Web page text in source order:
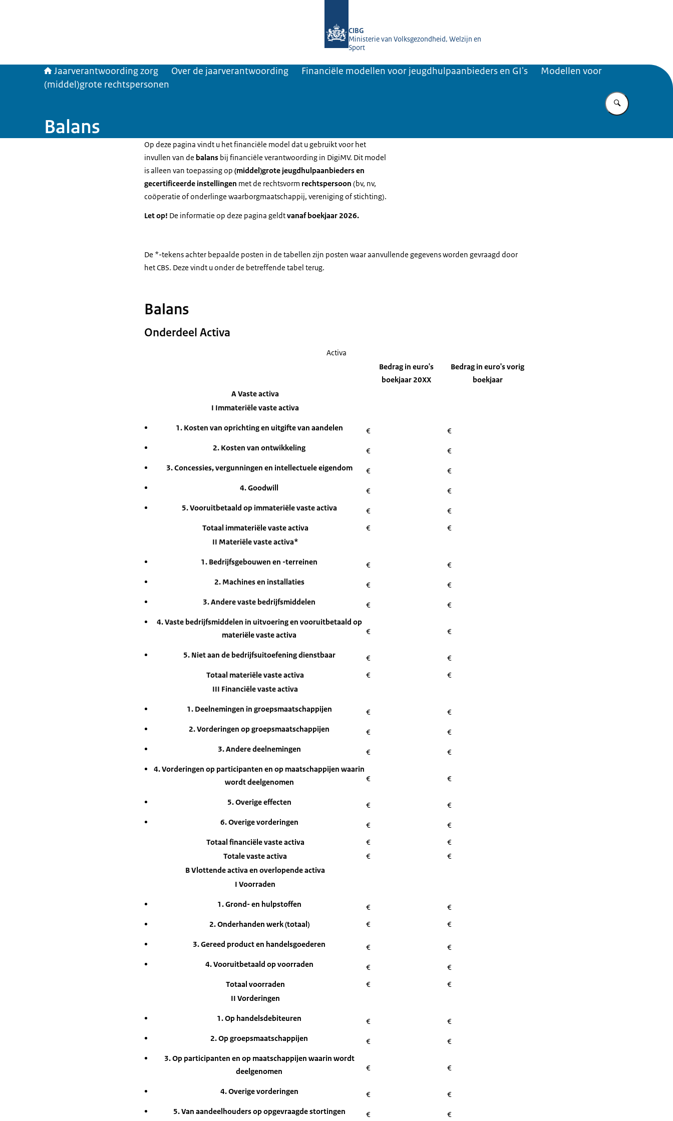
CIBG
Ministerie van Volksgezondheid, Welzijn en
Sport
Jaarverantwoording zorg Over de jaarverantwoording Financiële modellen voor jeugdhulpaanbieders en GI's
Modellen voor
(middel)grote rechtspersonen
Balans
Op deze pagina vindt u het financiële model dat u gebruikt voor het
invullen van de balans bij financiële verantwoording in DigiMV. Dit model
is alleen van toepassing op (middel)grote jeugdhulpaanbieders en
gecertificeerde instellingen met de rechtsvorm rechtspersoon (bv, nv,
coöperatie of onderlinge waarborgmaatschappij, vereniging of stichting).
Let op! De informatie op deze pagina geldtvanaf boekjaar 2026.
De *-tekens achter bepaalde posten in de tabellen zijn posten waar aanvullende gegevens worden gevraagd door
het CBS. Deze vindt u onder de betreffende tabel terug.
Balans
Onderdeel Activa
Activa
Bedrag in euro's
boekjaar 20XX
Bedrag in euro's vorig
boekjaar
A Vaste activa
I Immateriële vaste activa
1. Kosten van oprichting en uitgifte van aandelen €
€
2. Kosten van ontwikkeling
€
€
3. Concessies, vergunningen en intellectuele eigendom
€
€
4. Goodwill
€
€
5. Vooruitbetaald op immateriële vaste activa
€
€
Totaal immateriële vaste activa
€
€
II Materiële vaste activa*
1. Bedrijfsgebouwen en -terreinen €
€
2. Machines en installaties
€
€
3. Andere vaste bedrijfsmiddelen
€
€
4. Vaste bedrijfsmiddelen in uitvoering en vooruitbetaald op
materiële vaste activa
€ €
5. Niet aan de bedrijfsuitoefening dienstbaar €
€
Totaal materiële vaste activa
€
€
III Financiële vaste activa
1. Deelnemingen in groepsmaatschappijen €
€
2. Vorderingen op groepsmaatschappijen
€
€
3. Andere deelnemingen
€
€
4. Vorderingen op participanten en op maatschappijen waarin
wordt deelgenomen
€ €
5. Overige effecten €
€
6. Overige vorderingen
€
€
Totaal financiële vaste activa
€
€
Totale vaste activa
€
€
B Vlottende activa en overlopende activa
I Voorraden
1. Grond- en hulpstoffen €
€
2. Onderhanden werk (totaal)
€ €
3. Gereed product en handelsgoederen €
€
4. Vooruitbetaald op voorraden
€
€
Totaal voorraden
€
€
II Vorderingen
1. Op handelsdebiteuren €
€
2. Op groepsmaatschappijen
€
€
3. Op participanten en op maatschappijen waarin wordt
deelgenomen
€ €
4. Overige vorderingen €
€
5. Van aandeelhouders op opgevraagde stortingen
€
€